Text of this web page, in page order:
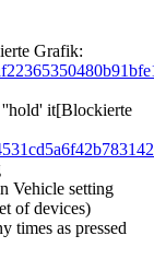
Grafik:
''hold' it[Blockierte
Vehicle setting
of devices)
times as pressed